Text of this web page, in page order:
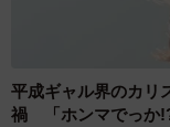
平成ギャル界のカ
禍 「ホンマでっか